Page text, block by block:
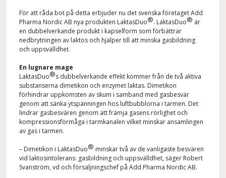
För att råda bot på detta erbjuder nu det svenska företaget Add
Pharma Nordic AB nya produkten LaktasDuo®. LaktasDuo® är
en dubbelverkande produkt i kapselform som förbättrar
nedbrytningen av laktos och hjälper till att minska gasbildning
och uppsvälldhet.
En lugnare mage
LaktasDuo®s dubbelverkande effekt kommer från de två aktiva
substanserna dimetikon och enzymet laktas. Dimetikon
förhindrar uppkomsten av skum i samband med gasbesvär
genom att sänka ytspänningen hos luftbubblorna i tarmen. Det
lindrar gasbesvären genom att främja gasens rörlighet och
kompressionsförmåga i tarmkanalen vilket minskar ansamlingen
av gas i tarmen.
– Dimetikon i LaktasDuo® minskar två av de vanligaste besvären
vid laktosintolerans: gasbildning och uppsvälldhet, säger Robert
Svanström, vd och försäljningschef på Add Pharma Nordic AB.